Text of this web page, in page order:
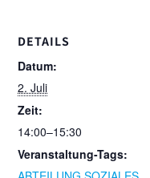
DETAILS
Datum:
2. Juli
Zeit:
14:00–15:30
Veranstaltung-Tags: